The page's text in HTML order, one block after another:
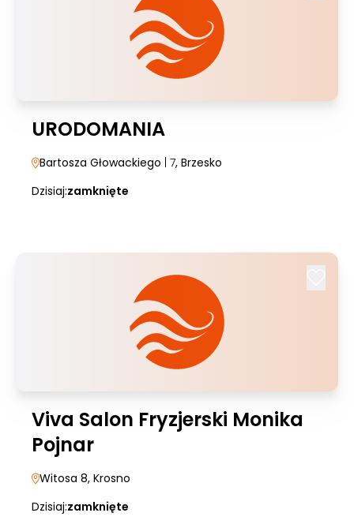
URODOMANIA
Bartosza Głowackiego | 7, Brzesko
Dzisiaj:zamknięte
Viva Salon Fryzjerski Monika
Pojnar
Witosa 8, Krosno
Dzisiaj:zamknięte